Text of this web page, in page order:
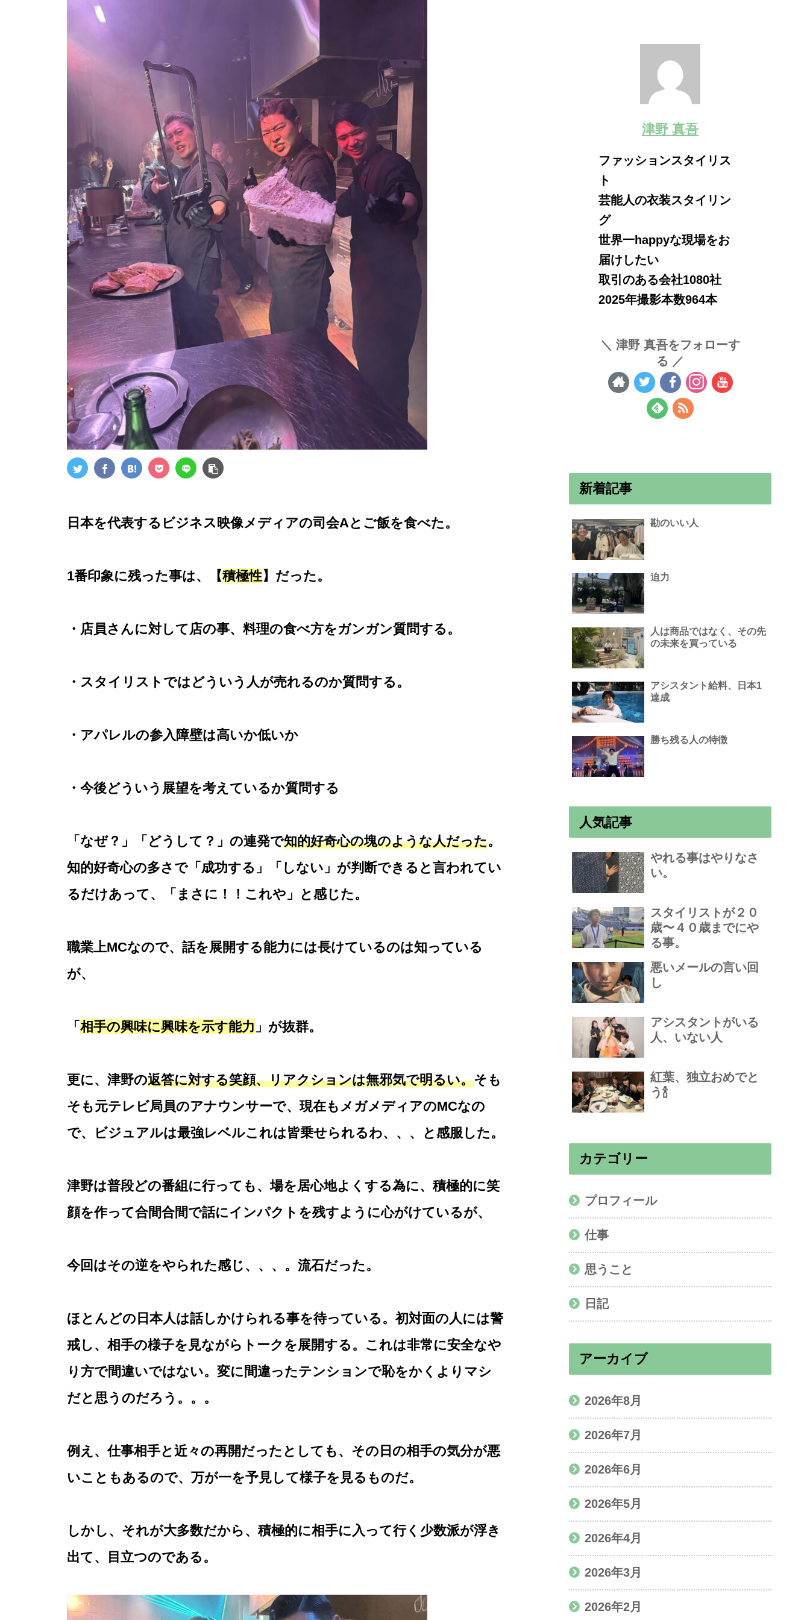
日本を代表するビジネス映像メディアの司会Aとご飯を食べた。
1番印象に残った事は、【積極性】だった。
・店員さんに対して店の事、料理の食べ方をガンガン質問する。
・スタイリストではどういう人が売れるのか質問する。
・アパレルの参入障壁は高いか低いか
・今後どういう展望を考えているか質問する
「なぜ？」「どうして？」の連発で知的好奇心の塊のような人だった。
知的好奇心の多さで「成功する」「しない」が判断できると言われてい
るだけあって、「まさに！！これや」と感じた。
職業上MCなので、話を展開する能力には長けているのは知っている
が、
「 相手の興味に興味を示す能力 」が抜群。
更に、津野の返答に対する笑顔、リアクションは無邪気で明るい。そも
そも元テレビ局員のアナウンサーで、現在もメガメディアのMCなの
で、ビジュアルは最強レベルこれは皆乗せられるわ、、、と感服した。
津野は普段どの番組に行っても、場を居心地よくする為に、積極的に笑
顔を作って合間合間で話にインパクトを残すように心がけているが、
今回はその逆をやられた感じ、、、。流石だった。
ほとんどの日本人は話しかけられる事を待っている。初対面の人には警
戒し、相手の様子を見ながらトークを展開する。これは非常に安全なや
り方で間違いではない。変に間違ったテンションで恥をかくよりマシ
だと思うのだろう。。。
例え、仕事相手と近々の再開だったとしても、その日の相手の気分が悪
いこともあるので、万が一を予見して様子を見るものだ。
しかし、それが大多数だから、積極的に相手に入って行く少数派が浮き
出て、目立つのである。
津野 真吾
ファッションスタイリス
ト
芸能人の衣装スタイリン
グ
世界一happyな現場をお
届けしたい
取引のある会社1080社
2025年撮影本数964本
津野 真吾をフォローす
る
新着記事
勘のいい人
迫力
人は商品ではなく、その先
の未来を買っている
アシスタント給料、日本1
達成
勝ち残る人の特徴
人気記事
やれる事はやりなさ
い。
スタイリストが２０
歳〜４０歳までにや
る事。
悪いメールの言い回
し
アシスタントがいる
人、いない人
紅葉、独立おめでと
う🍾
カテゴリー
プロフィール
仕事
思うこと
日記
アーカイブ
2026年8月
2026年7月
2026年6月
2026年5月
2026年4月
2026年3月
2026年2月